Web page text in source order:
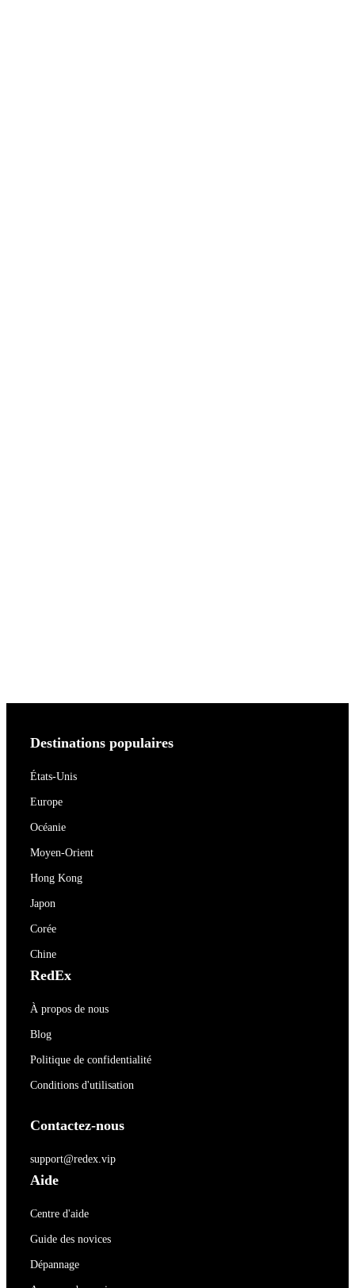
Destinations populaires
États-Unis
Europe
Océanie
Moyen-Orient
Hong Kong
Japon
Corée
Chine
RedEx
À propos de nous
Blog
Politique de confidentialité
Conditions d'utilisation
Contactez-nous
support@redex.vip
Aide
Centre d'aide
Guide des novices
Dépannage